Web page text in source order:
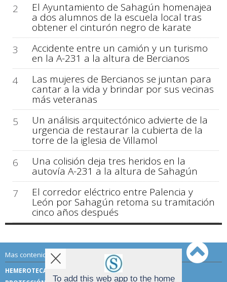
2
El Ayuntamiento de Sahagún homenajea
a dos alumnos de la escuela local tras
obtener el cinturón negro de karate
3
Accidente entre un camión y un turismo
en la A-231 a la altura de Bercianos
4
Las mujeres de Bercianos se juntan para
cantar a la vida y brindar por sus vecinas
más veteranas
5
Un análisis arquitectónico advierte de la
urgencia de restaurar la cubierta de la
torre de la iglesia de Villamol
6
Una colisión deja tres heridos en la
autovía A-231 a la altura de Sahagún
7
El corredor eléctrico entre Palencia y
León por Sahagún retoma su tramitación
cinco años después
Mas contenido de Sahagún Digital:
HEMEROTECA
TÉRMINOS DE USO
To add this web app to the home